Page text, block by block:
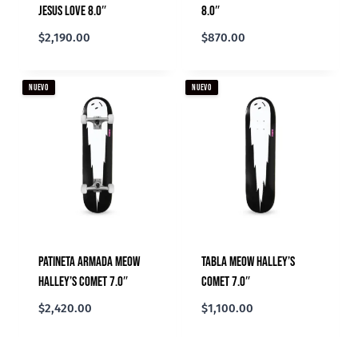
Jesus Love 8.0″
$2,190.00
8.0″
$870.00
NUEVO
Patineta Armada Meow
Halley’s Comet 7.0″
$2,420.00
NUEVO
Tabla Meow Halley’s
Comet 7.0″
$1,100.00